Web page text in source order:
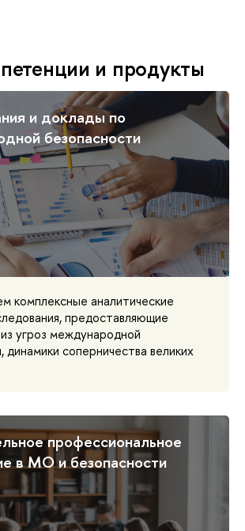
и продукты
и доклады по
безопасности
комплексные аналитические
предоставляющие
угроз международной
динамики соперничества великих
профессиональное
в МО и безопасности